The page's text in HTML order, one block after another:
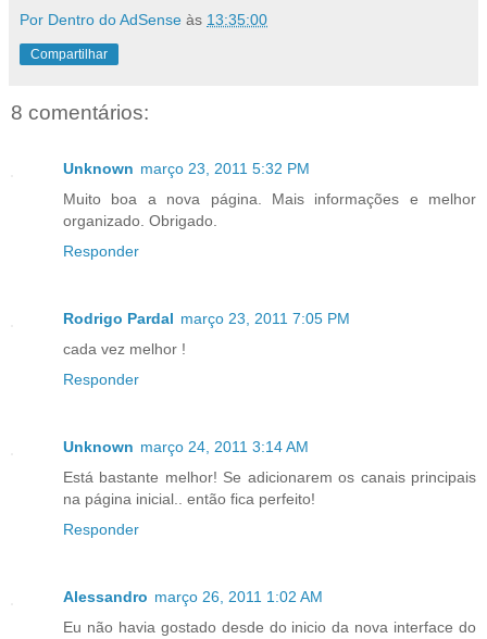
Por Dentro do AdSense às 13:35:00
Compartilhar
8 comentários:
Unknown março 23, 2011 5:32 PM
Muito boa a nova página. Mais informações e melhor
organizado. Obrigado.
Responder
Rodrigo Pardal março 23, 2011 7:05 PM
cada vez melhor !
Responder
Unknown março 24, 2011 3:14 AM
Está bastante melhor! Se adicionarem os canais principais
na página inicial.. então fica perfeito!
Responder
Alessandro março 26, 2011 1:02 AM
Eu não havia gostado desde do inicio da nova interface do